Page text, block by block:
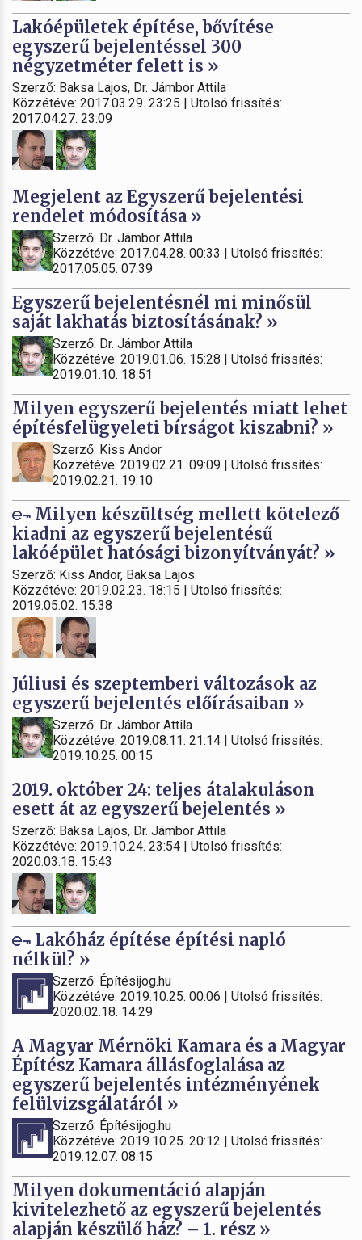
Lakóépületek építése, bővítése
egyszerű bejelentéssel 300
négyzetméter felett is »
Szerző: Baksa Lajos, Dr. Jámbor Attila
Közzétéve: 2017.03.29. 23:25 | Utolsó frissítés:
2017.04.27. 23:09
Megjelent az Egyszerű bejelentési
rendelet módosítása »
Szerző: Dr. Jámbor Attila
Közzétéve: 2017.04.28. 00:33 | Utolsó frissítés:
2017.05.05. 07:39
Egyszerű bejelentésnél mi minősül
saját lakhatás biztosításának? »
Szerző: Dr. Jámbor Attila
Közzétéve: 2019.01.06. 15:28 | Utolsó frissítés:
2019.01.10. 18:51
Milyen egyszerű bejelentés miatt lehet
építésfelügyeleti bírságot kiszabni? »
Szerző: Kiss Andor
Közzétéve: 2019.02.21. 09:09 | Utolsó frissítés:
2019.02.21. 19:10
Milyen készültség mellett kötelező
kiadni az egyszerű bejelentésű
lakóépület hatósági bizonyítványát? »
Szerző: Kiss Andor, Baksa Lajos
Közzétéve: 2019.02.23. 18:15 | Utolsó frissítés:
2019.05.02. 15:38
Júliusi és szeptemberi változások az
egyszerű bejelentés előírásaiban »
Szerző: Dr. Jámbor Attila
Közzétéve: 2019.08.11. 21:14 | Utolsó frissítés:
2019.10.25. 00:15
2019. október 24: teljes átalakuláson
esett át az egyszerű bejelentés »
Szerző: Baksa Lajos, Dr. Jámbor Attila
Közzétéve: 2019.10.24. 23:54 | Utolsó frissítés:
2020.03.18. 15:43
Lakóház építése építési napló
nélkül? »
Szerző: Építésijog.hu
Közzétéve: 2019.10.25. 00:06 | Utolsó frissítés:
2020.02.18. 14:29
A Magyar Mérnöki Kamara és a Magyar
Építész Kamara állásfoglalása az
egyszerű bejelentés intézményének
felülvizsgálatáról »
Szerző: Építésijog.hu
Közzétéve: 2019.10.25. 20:12 | Utolsó frissítés:
2019.12.07. 08:15
Milyen dokumentáció alapján
kivitelezhető az egyszerű bejelentés
alapján készülő ház? – 1. rész »